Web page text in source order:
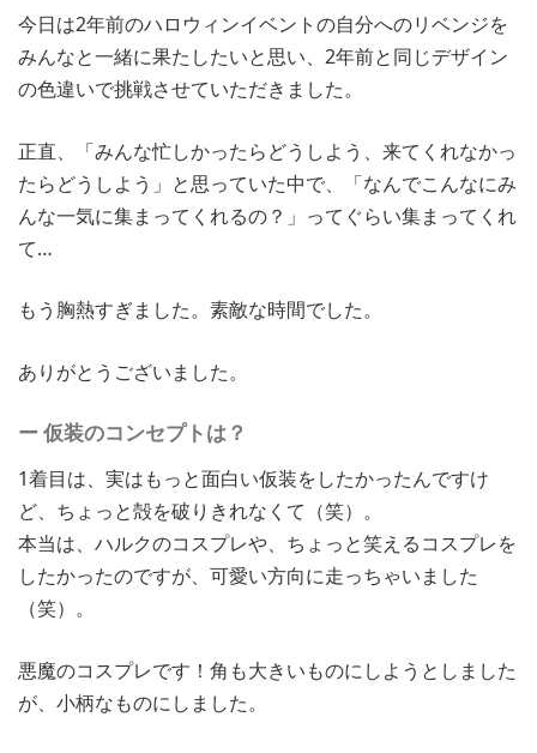
今日は2年前のハロウィンイベントの自分へのリベンジを
みんなと一緒に果たしたいと思い、2年前と同じデザイン
の色違いで挑戦させていただきました。
正直、「みんな忙しかったらどうしよう、来てくれなかっ
たらどうしよう」と思っていた中で、「なんでこんなにみ
んな一気に集まってくれるの？」ってぐらい集まってくれ
て…
もう胸熱すぎました。素敵な時間でした。
ありがとうございました。
ー 仮装のコンセプトは？
1着目は、実はもっと面白い仮装をしたかったんですけ
ど、ちょっと殻を破りきれなくて（笑）。
本当は、ハルクのコスプレや、ちょっと笑えるコスプレを
したかったのですが、可愛い方向に走っちゃいました
（笑）。
悪魔のコスプレです！角も大きいものにしようとしました
が、小柄なものにしました。